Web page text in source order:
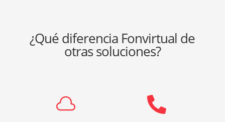
¿Qué diferencia Fonvirtual de
otras soluciones?
 